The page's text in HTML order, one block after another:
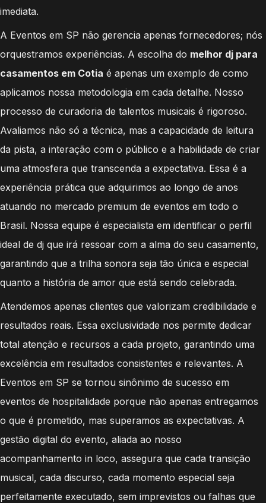
imediata.
A Eventos em SP não gerencia apenas fornecedores; nós
orquestramos experiências. A escolha do melhor dj para
casamentos em Cotia é apenas um exemplo de como
aplicamos nossa metodologia em cada detalhe. Nosso
processo de curadoria de talentos musicais é rigoroso.
Avaliamos não só a técnica, mas a capacidade de leitura
da pista, a interação com o público e a habilidade de criar
uma atmosfera que transcenda a expectativa. Essa é a
experiência prática que adquirimos ao longo de anos
atuando no mercado premium de eventos em todo o
Brasil. Nossa equipe é especialista em identificar o perfil
ideal de dj que irá ressoar com a alma do seu casamento,
garantindo que a trilha sonora seja tão única e especial
quanto a história de amor que está sendo celebrada.
Atendemos apenas clientes que valorizam credibilidade e
resultados reais. Essa exclusividade nos permite dedicar
total atenção e recursos a cada projeto, garantindo uma
excelência em resultados consistentes e relevantes. A
Eventos em SP se tornou sinônimo de sucesso em
eventos de hospitalidade porque não apenas entregamos
o que é prometido, mas superamos as expectativas. A
gestão digital do evento, aliada ao nosso
acompanhamento in loco, assegura que cada transição
musical, cada discurso, cada momento especial seja
perfeitamente executado, sem imprevistos ou falhas que